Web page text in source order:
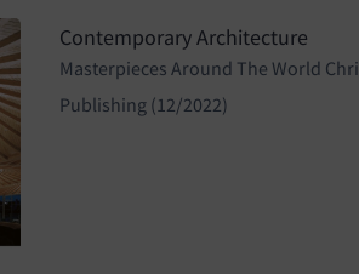
Contemporary Architecture
Masterpieces Around The World
Publishing (12/2022)